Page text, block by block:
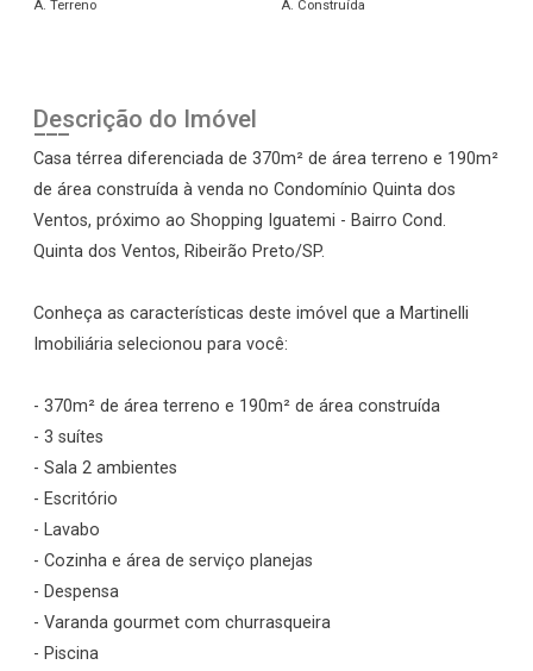
A. Terreno A. Construída
Descrição do Imóvel
Casa térrea diferenciada de 370m² de área terreno e 190m²
de área construída à venda no Condomínio Quinta dos
Ventos, próximo ao Shopping Iguatemi - Bairro Cond.
Quinta dos Ventos, Ribeirão Preto/SP.
Conheça as características deste imóvel que a Martinelli
Imobiliária selecionou para você:
- 370m² de área terreno e 190m² de área construída
- 3 suítes
- Sala 2 ambientes
- Escritório
- Lavabo
- Cozinha e área de serviço planejas
- Despensa
- Varanda gourmet com churrasqueira
- Piscina